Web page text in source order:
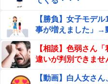
【勝負】女子モデ
事が増えました」→
【相談】色弱さん
違いが判別できませ
【動画】白人女さ